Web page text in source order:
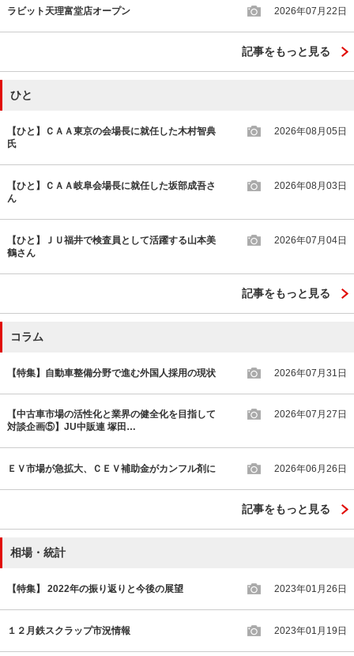
ラビット天理富堂店オープン 2026年07月22日
記事をもっと見る
ひと
【ひと】ＣＡＡ東京の会場長に就任した木村智典
氏
2026年08月05日
【ひと】ＣＡＡ岐阜会場長に就任した坂部成吾さ
ん
2026年08月03日
【ひと】ＪＵ福井で検査員として活躍する山本美
鶴さん
2026年07月04日
記事をもっと見る
コラム
【特集】自動車整備分野で進む外国人採用の現状 2026年07月31日
【中古車市場の活性化と業界の健全化を目指して
対談企画⑤】JU中販連 塚田…
2026年07月27日
ＥＶ市場が急拡大、ＣＥＶ補助金がカンフル剤に 2026年06月26日
記事をもっと見る
相場・統計
【特集】 2022年の振り返りと今後の展望 2023年01月26日
１２月鉄スクラップ市況情報 2023年01月19日